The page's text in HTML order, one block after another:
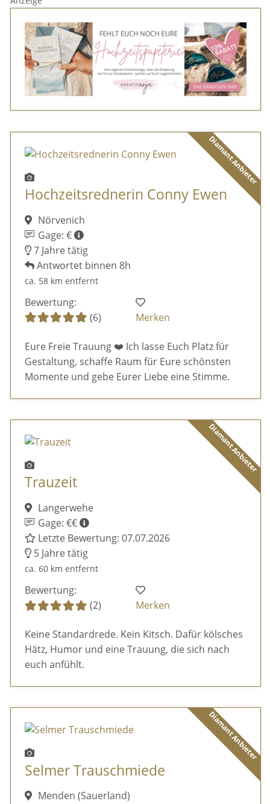
Diamant Anbieter
Hochzeitsrednerin Conny Ewen
Nörvenich
Gage: €
7 Jahre tätig
Antwortet binnen 8h
ca. 58 km entfernt
Bewertung:
(6)
Merken
Eure Freie Trauung ❤️ Ich lasse Euch Platz für
Gestaltung, schaffe Raum für Eure schönsten
Momente und gebe Eurer Liebe eine Stimme.
Diamant Anbieter
Trauzeit
Langerwehe
Gage: €€
Letzte Bewertung: 07.07.2026
5 Jahre tätig
ca. 60 km entfernt
Bewertung:
(2)
Merken
Keine Standardrede. Kein Kitsch. Dafür kölsches
Hätz, Humor und eine Trauung, die sich nach
euch anfühlt.
Diamant Anbieter
Selmer Trauschmiede
Menden (Sauerland)